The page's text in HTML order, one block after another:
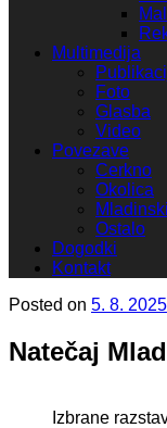
Multimedija
Foto
Glasba
Video
Povezave
Cerkno
Okolica
Ostalo
Dogodki
Kontakt
Posted on 5. 8. 2025
Natečaj
Izbrane